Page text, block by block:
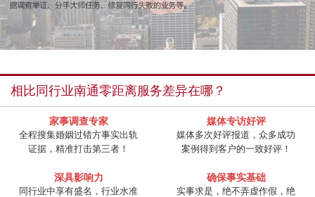
相比同行业南通零距离服务差异在哪？
家事调查专家
全程搜集婚姻过错方事实出轨
证据，精准打击第三者！
媒体专访好评
媒体多次好评报道，众多成功
案例得到客户的一致好评！
深具影响力
同行业中享有盛名，行业水准
确保事实基础
实事求是，绝不弄虚作假，绝